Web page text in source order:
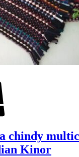
chindy
Kinor